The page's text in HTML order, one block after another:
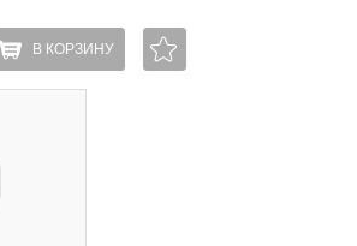
В КОРЗИНУ